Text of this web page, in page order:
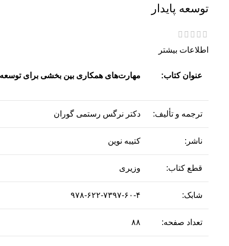
توسعه پایدار
اطلاعات بیشتر
عنوان کتاب: مهارت‌های همکاری بین بخشی برای توسعه
ترجمه و تألیف: دکتر نرگس رستمی گوران
ناشر: کتیبه نوین
قطع کتاب: وزیری
شابک: ۹۷۸-۶۲۲-۷۳۹۷-۶۰-۴
تعداد صفحه: ۸۸